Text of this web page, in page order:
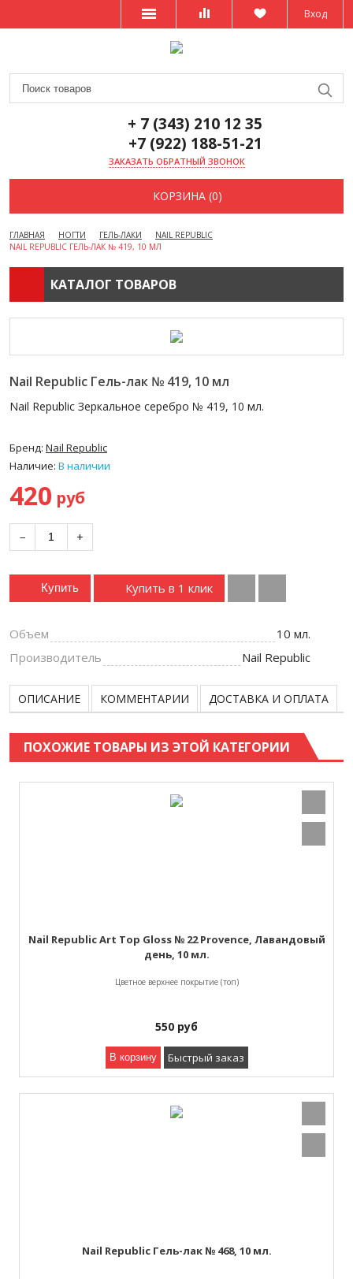
Вход
+ 7 (343) 210 12 35
+7 (922) 188-51-21
ЗАКАЗАТЬ ОБРАТНЫЙ ЗВОНОК
КОРЗИНА (0)
ГЛАВНАЯ НОГТИ ГЕЛЬ-ЛАКИ
NAIL REPUBLIC
NAIL REPUBLIC ГЕЛЬ-ЛАК № 419, 10 МЛ
КАТАЛОГ ТОВАРОВ
Nail Republic Гель-лак № 419, 10 мл
Nail Republic Зеркальное серебро № 419, 10 мл.
Бренд: Nail Republic
Наличие: В наличии
420 руб
− +
Купить Купить в 1 клик
Объем
10 мл.
Производитель
Nail Republic
ОПИСАНИЕ КОММЕНТАРИИ ДОСТАВКА И ОПЛАТА
ПОХОЖИЕ ТОВАРЫ ИЗ ЭТОЙ КАТЕГОРИИ
Nail Republic Art Top Gloss № 22 Provence, Лавандовый
день, 10 мл.
Цветное верхнее покрытие (топ)
550 руб
В корзину Быстрый заказ
Nail Republic Гель-лак № 468, 10 мл.